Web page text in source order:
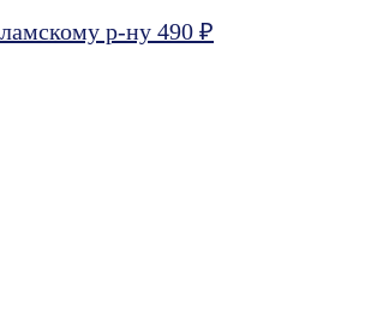
р-ну 490 ₽